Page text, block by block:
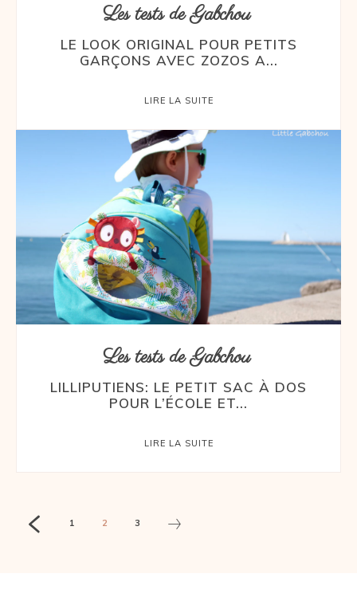
Les tests de Gabchou
LE LOOK ORIGINAL POUR PETITS
GARÇONS AVEC ZOZOS A...
LIRE LA SUITE
Les tests de Gabchou
LILLIPUTIENS: LE PETIT SAC À DOS
POUR L’ÉCOLE ET...
LIRE LA SUITE
1 2 3